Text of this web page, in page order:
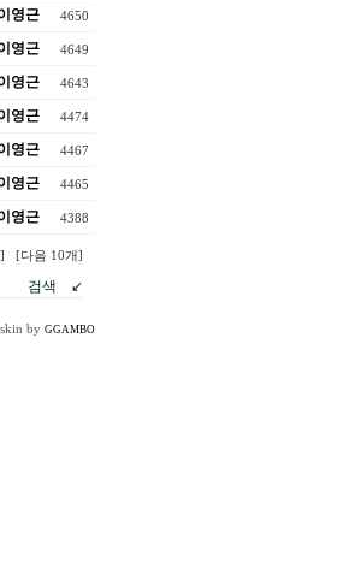
영근 4650
영근 4649
영근 4643
영근 4474
영근 4467
영근 4465
영근 4388
[다음 10개]
by GGAMBO